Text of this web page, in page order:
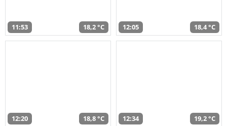
11:53 18,2 °C 12:05 18,4 °C
12:20 18,8 °C 12:34 19,2 °C